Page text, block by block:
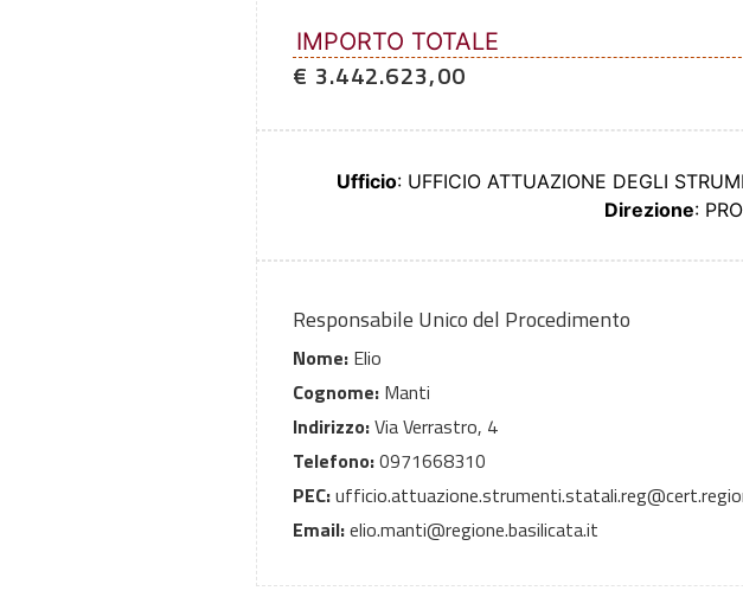
IMPORTO TOTALE
€ 3.442.623,00
Ufficio: UFFICIO ATTUAZIONE DEGLI
Direzione:
Responsabile Unico del Procedimento
Nome: Elio
Cognome: Manti
Indirizzo:Via Verrastro, 4
Telefono:0971668310
PEC:
Email:elio.manti@regione.basilicata.it